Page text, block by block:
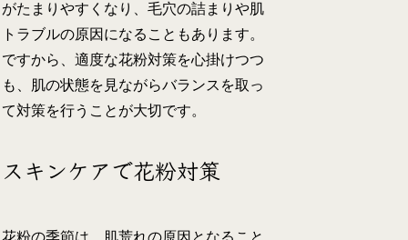
がたまりやすくなり、毛穴の詰まりや肌
トラブルの原因になることもあります。
ですから、適度な花粉対策を心掛けつつ
も、肌の状態を見ながらバランスを取っ
て対策を行うことが大切です。
スキンケアで花粉対策
花粉の季節は、肌荒れの原因となること